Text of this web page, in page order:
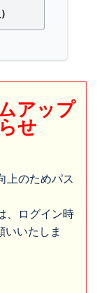
アップ
せ
上のためパス
、ログイン時
いいたしま